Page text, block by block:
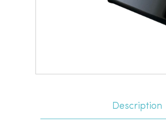
Description